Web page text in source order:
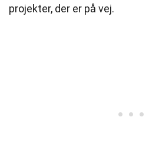
projekter, der er på vej.